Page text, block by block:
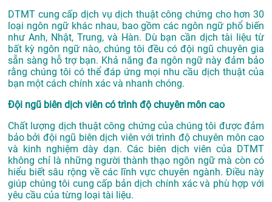
DTMT cung cấp dịch vụ dịch thuật công chứng cho hơn 30
loại ngôn ngữ khác nhau, bao gồm các ngôn ngữ phổ biến
như Anh, Nhật, Trung, và Hàn. Dù bạn cần dịch tài liệu từ
bất kỳ ngôn ngữ nào, chúng tôi đều có đội ngũ chuyên gia
sẵn sàng hỗ trợ bạn. Khả năng đa ngôn ngữ này đảm bảo
rằng chúng tôi có thể đáp ứng mọi nhu cầu dịch thuật của
bạn một cách chính xác và nhanh chóng.
Đội ngũ biên dịch viên có trình độ chuyên môn cao
Chất lượng dịch thuật công chứng của chúng tôi được đảm
bảo bởi đội ngũ biên dịch viên với trình độ chuyên môn cao
và kinh nghiệm dày dạn. Các biên dịch viên của DTMT
không chỉ là những người thành thạo ngôn ngữ mà còn có
hiểu biết sâu rộng về các lĩnh vực chuyên ngành. Điều này
giúp chúng tôi cung cấp bản dịch chính xác và phù hợp với
yêu cầu của từng loại tài liệu.